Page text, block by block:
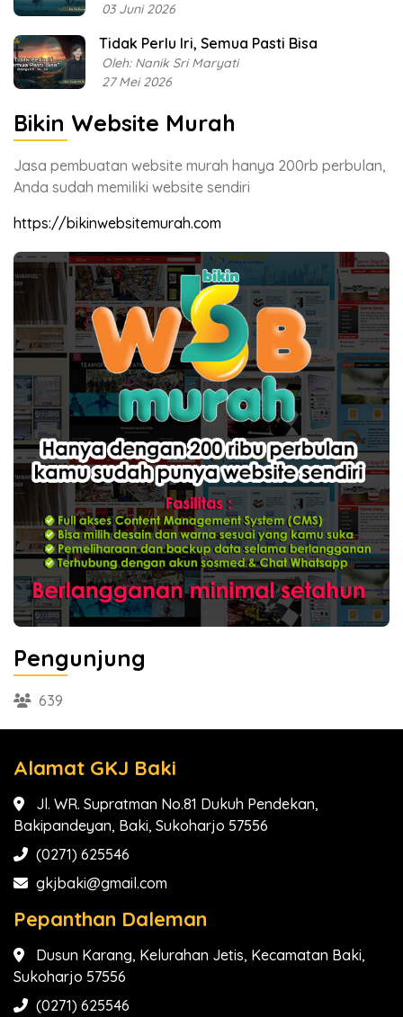
03 Juni 2026
Tidak Perlu Iri, Semua Pasti Bisa
Oleh: Nanik Sri Maryati
27 Mei 2026
Bikin Website Murah
Jasa pembuatan website murah hanya 200rb perbulan,
Anda sudah memiliki website sendiri
https://bikinwebsitemurah.com
Pengunjung
639
Alamat GKJ Baki
Jl. WR. Supratman No.81 Dukuh Pendekan,
Bakipandeyan, Baki, Sukoharjo 57556
(0271) 625546
gkjbaki@gmail.com
Pepanthan Daleman
Dusun Karang, Kelurahan Jetis, Kecamatan Baki,
Sukoharjo 57556
(0271) 625546